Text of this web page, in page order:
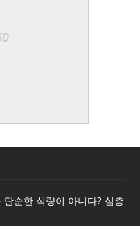
순한 식량이 아니다? 심층